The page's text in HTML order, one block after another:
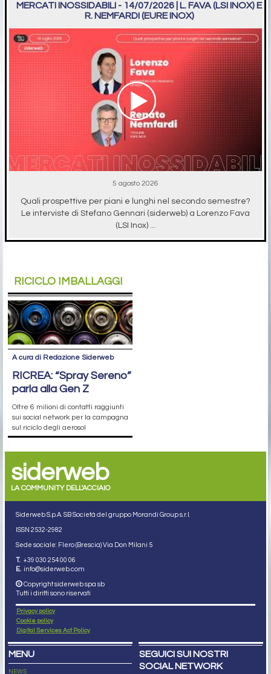
MERCATI INOSSIDABILI - 14/07/2026 | L. FAVA (LSI INOX) E
R. NEMFARDI (EURE INOX)
5 agosto 2026
Quali prospettive per piani e lunghi nel secondo semestre?
Le interviste di Stefano Gennari (siderweb) a Lorenzo Fava
(LSI Inox) ...
RICICLO IMBALLAGGI
A cura di Redazione Siderweb
RICREA: “Spray Sereno”
parla alla Gen Z
Oltre 6 milioni di contatti raggiunti
sui social network per la campagna
sul riciclo degli aerosol
siderweb
LA COMMUNITY DELL'ACCIAIO
Siderweb S.p.A. SB Società del gruppo Morandi Group s.r.l.
ISSN 2532-2982
Sede sociale: Flero (Brescia) Via Don Milani 5
T. +39 030 254 00 06
E. info@siderweb.com
Copyright siderweb spa sb
Tutti i diritti sono riservati
Privacy policy
Cookie policy
Digital Services Act Policy
MENU
NEWS
SEGUICI SUI NOSTRI
SOCIAL NETWORK